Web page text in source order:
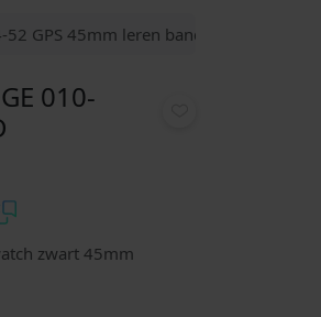
GPS 45mm leren band
010-
zwart 45mm